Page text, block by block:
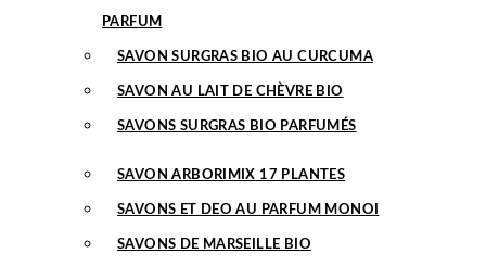
PARFUM
SAVON SURGRAS BIO AU CURCUMA
SAVON AU LAIT DE CHÈVRE BIO
SAVONS SURGRAS BIO PARFUMÉS
SAVON ARBORIMIX 17 PLANTES
SAVONS ET DEO AU PARFUM MONOI
SAVONS DE MARSEILLE BIO